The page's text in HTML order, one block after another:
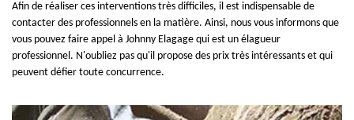
Afin de réaliser ces interventions très difficiles, il est indispensable de
contacter des professionnels en la matière. Ainsi, nous vous informons que
vous pouvez faire appel à Johnny Elagage qui est un élagueur
professionnel. N'oubliez pas qu'il propose des prix très intéressants et qui
peuvent défier toute concurrence.